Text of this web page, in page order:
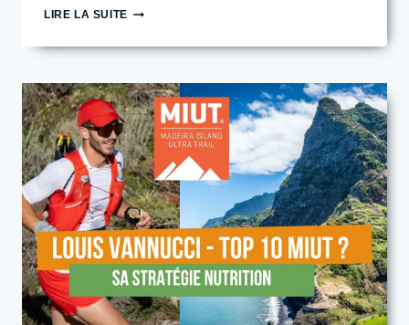
LIRE LA SUITELES
ACTUELLES
SUR
LA
NUTRITION
SPORTIVE